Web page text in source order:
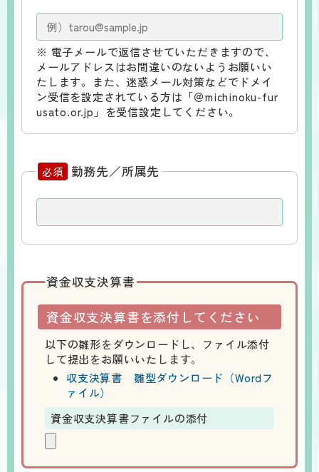
※ 電子メールで返信させていただきますので、
メールアドレスはお間違いのないようお願いい
たします。また、迷惑メール対策などでドメイ
ン受信を設定されている方は「＠michinoku-fur
usato.or.jp」を受信設定してください。
必須 勤務先／所属先
資金収支決算書
資金収支決算書を添付してください
以下の雛形をダウンロードし、ファイル添付
して提出をお願いいたします。
収支決算書 雛型ダウンロード（Wordフ
ァイル）
資金収支決算書ファイルの添付